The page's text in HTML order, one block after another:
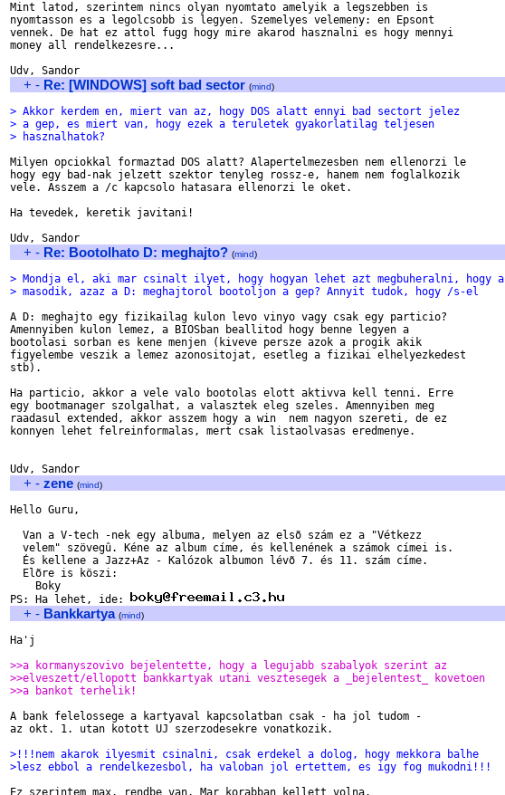
Mint latod, szerintem nincs olyan nyomtato amelyik a legszebben is
nyomtasson es a legolcsobb is legyen. Szemelyes velemeny: en Epsont
vennek. De hat ez attol fugg hogy mire akarod hasznalni es hogy mennyi
money all rendelkezesre...
+ - Re: [WINDOWS] soft bad sector (mind)
> Akkor kerdem en, miert van az, hogy DOS alatt ennyi bad sectort jelez
> a gep, es miert van, hogy ezek a teruletek gyakorlatilag teljesen
> hasznalhatok?
Milyen opciokkal formaztad DOS alatt? Alapertelmezesben nem ellenorzi le
hogy egy bad-nak jelzett szektor tenyleg rossz-e, hanem nem foglalkozik
vele. Asszem a /c kapcsolo hatasara ellenorzi le oket.
Ha tevedek, keretik javitani!
+ - Re: Bootolhato D: meghajto? (mind)
> Mondja el, aki mar csinalt ilyet, hogy hogyan lehet azt megbuheralni, hogy a
> masodik, azaz a D: meghajtorol bootoljon a gep? Annyit tudok, hogy /s-el
A D: meghajto egy fizikailag kulon levo vinyo vagy csak egy particio?
Amennyiben kulon lemez, a BIOSban beallitod hogy benne legyen a
bootolasi sorban es kene menjen (kiveve persze azok a progik akik
figyelembe veszik a lemez azonositojat, esetleg a fizikai elhelyezkedest
stb).
Ha particio, akkor a vele valo bootolas elott aktivva kell tenni. Erre
egy bootmanager szolgalhat, a valasztek eleg szeles. Amennyiben meg
raadasul extended, akkor asszem hogy a win  nem nagyon szereti, de ez
konnyen lehet felreinformalas, mert csak listaolvasas eredmenye.
+ - zene (mind)
Hello Guru,
  Van a V-tech -nek egy albuma, melyen az elsõ szám ez a "Vétkezz
  velem" szövegû. Kéne az album címe, és kellenének a számok címei is.
  És kellene a Jazz+Az - Kalózok albumon lévõ 7. és 11. szám címe.
  Elõre is köszi:
    Boky
PS: Ha lehet, ide:
+ - Bankkartya (mind)
Ha'j
>>a kormanyszovivo bejelentette, hogy a legujabb szabalyok szerint az
>>elveszett/ellopott bankkartyak utani vesztesegek a _bejelentest_ kovetoen
>>a bankot terhelik!
A bank felelossege a kartyaval kapcsolatban csak - ha jol tudom -
az okt. 1. utan kotott UJ szerzodesekre vonatkozik.
>!!!nem akarok ilyesmit csinalni, csak erdekel a dolog, hogy mekkora balhe
>lesz ebbol a rendelkezesbol, ha valoban jol ertettem, es igy fog mukodni!!!
Ez szerintem max. rendbe van. Mar korabban kellett volna.